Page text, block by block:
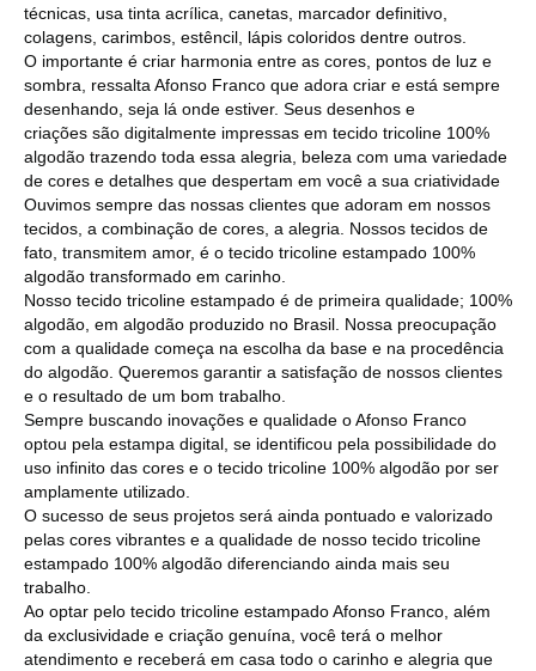
técnicas, usa tinta acrílica, canetas, marcador definitivo,
colagens, carimbos, estêncil, lápis coloridos dentre outros.
O importante é criar harmonia entre as cores, pontos de luz e
sombra, ressalta Afonso Franco que adora criar e está sempre
desenhando, seja lá onde estiver. Seus desenhos e
criações são digitalmente impressas em tecido tricoline 100%
algodão trazendo toda essa alegria, beleza com uma variedade
de cores e detalhes que despertam em você a sua criatividade
Ouvimos sempre das nossas clientes que adoram em nossos
tecidos, a combinação de cores, a alegria. Nossos tecidos de
fato, transmitem amor, é o tecido tricoline estampado 100%
algodão transformado em carinho.
Nosso tecido tricoline estampado é de primeira qualidade; 100%
algodão, em algodão produzido no Brasil. Nossa preocupação
com a qualidade começa na escolha da base e na procedência
do algodão. Queremos garantir a satisfação de nossos clientes
e o resultado de um bom trabalho.
Sempre buscando inovações e qualidade o Afonso Franco
optou pela estampa digital, se identificou pela possibilidade do
uso infinito das cores e o tecido tricoline 100% algodão por ser
amplamente utilizado.
O sucesso de seus projetos será ainda pontuado e valorizado
pelas cores vibrantes e a qualidade de nosso tecido tricoline
estampado 100% algodão diferenciando ainda mais seu
trabalho.
Ao optar pelo tecido tricoline estampado Afonso Franco, além
da exclusividade e criação genuína, você terá o melhor
atendimento e receberá em casa todo o carinho e alegria que